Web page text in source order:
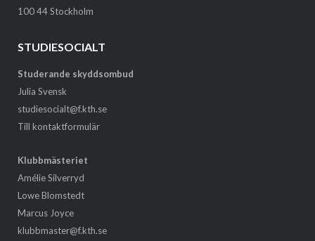
100 44 Stockholm
STUDIESOCIALT
Studerande skyddsombud
Julia Svensk
studiesocialt@f.kth.se
Till kontaktformulär
Klubbmästeriet
Amélie Silverryd
Lowe Blomstedt
Marcus Joyce
klubbmaster@f.kth.se